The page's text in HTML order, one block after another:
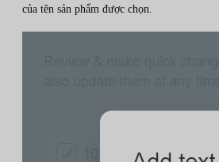
của tên sản phẩm được chọn.